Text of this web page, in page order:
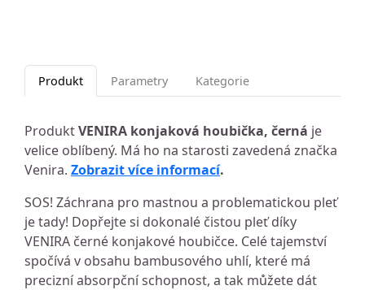
Produkt Parametry Kategorie
ProduktVENIRA konjaková houbička, černá je
velice oblíbený. Má ho na starosti zavedená značka
Venira. Zobrazit více informací.
SOS! Záchrana pro mastnou a problematickou pleť
je tady! Dopřejte si dokonalé čistou pleť díky
VENIRA černé konjakové houbičce. Celé tajemství
spočívá v obsahu bambusového uhlí, které má
precizní absorpční schopnost, a tak můžete dát